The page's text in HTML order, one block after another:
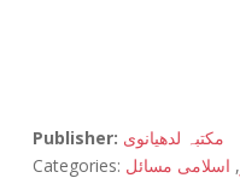
Publisher: مکتبہ لدھیانوی
Categories:
, اسلامی مسائل